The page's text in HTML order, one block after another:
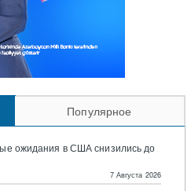
Популярное
ожидания в США снизились до
7 Августа 2026